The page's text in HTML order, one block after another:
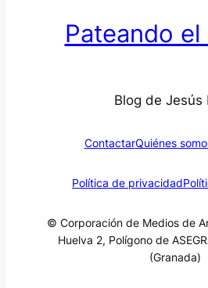
Pateando el
Blog de Jesús
ContactarQuiénes
Política de privacidad
© Corporación de Medios de
Huelva 2, Polígono de
(Granada)